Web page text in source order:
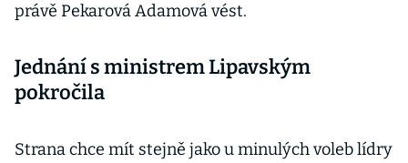
právě Pekarová Adamová vést.
Jednání s ministrem Lipavským
pokročila
Strana chce mít stejně jako u minulých voleb lídry